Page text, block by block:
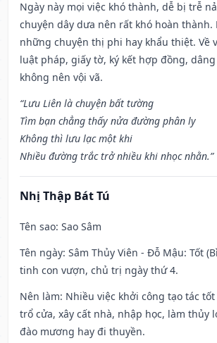
Ngày này mọi việc khó thành, dễ bị trễ
chuyện dây dưa nên rất khó hoàn thành.
những chuyện thị phi hay khẩu thiệt. Về
luật pháp, giấy tờ, ký kết hợp đồng,
không nên vội vã.
“Lưu Liên là chuyện bất tường
Tìm bạn chẳng thấy nửa đường phân ly
Không thì lưu lạc một khi
Nhiều đường trắc trở nhiều khi nhọc nhằn.”
Nhị Thập Bát Tú
Tên sao: Sao Sâm
Tên ngày: Sâm Thủy Viên - Đỗ Mậu: Tốt
tinh con vượn, chủ trị ngày thứ 4.
Nên làm: Nhiều việc khởi công tạo tác
trổ cửa, xây cất nhà, nhập học, làm thủy
đào mương hay đi thuyền.